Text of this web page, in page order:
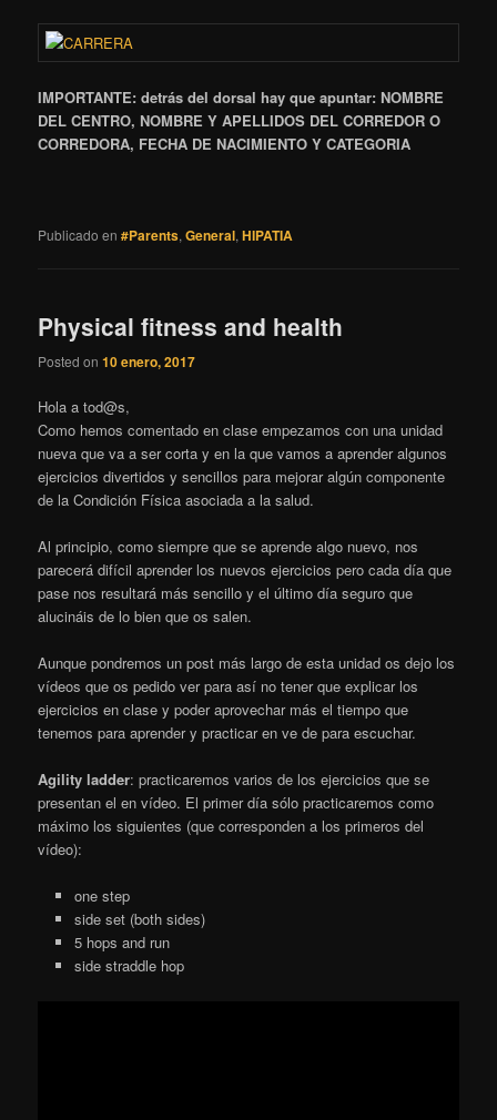
IMPORTANTE: detrás del dorsal hay que apuntar: NOMBRE
DEL CENTRO, NOMBRE Y APELLIDOS DEL CORREDOR O
CORREDORA, FECHA DE NACIMIENTO Y CATEGORIA
Publicado en #Parents,General,HIPATIA
Physical fitness and health
Posted on10 enero, 2017
Hola a tod@s,
Como hemos comentado en clase empezamos con una unidad
nueva que va a ser corta y en la que vamos a aprender algunos
ejercicios divertidos y sencillos para mejorar algún componente
de la Condición Física asociada a la salud.
Al principio, como siempre que se aprende algo nuevo, nos
parecerá difícil aprender los nuevos ejercicios pero cada día que
pase nos resultará más sencillo y el último día seguro que
alucináis de lo bien que os salen.
Aunque pondremos un post más largo de esta unidad os dejo los
vídeos que os pedido ver para así no tener que explicar los
ejercicios en clase y poder aprovechar más el tiempo que
tenemos para aprender y practicar en ve de para escuchar.
Agility ladder: practicaremos varios de los ejercicios que se
presentan el en vídeo. El primer día sólo practicaremos como
máximo los siguientes (que corresponden a los primeros del
vídeo):
one step
side set (both sides)
5 hops and run
side straddle hop